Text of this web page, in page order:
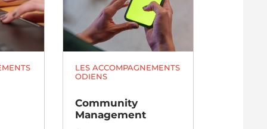
LES ACCOMPAGNEMENTS
ODIENS
Community
Management